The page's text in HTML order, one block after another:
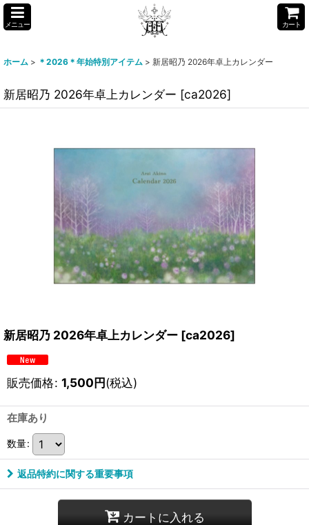
メニュー カート
ホーム > ＊2026＊年始特別アイテム > 新居昭乃 2026年卓上カレンダー
新居昭乃 2026年卓上カレンダー [ca2026]
新居昭乃 2026年卓上カレンダー [ca2026]
販売価格: 1,500円(税込)
在庫あり
数量:
返品特約に関する重要事項
カートに入れる